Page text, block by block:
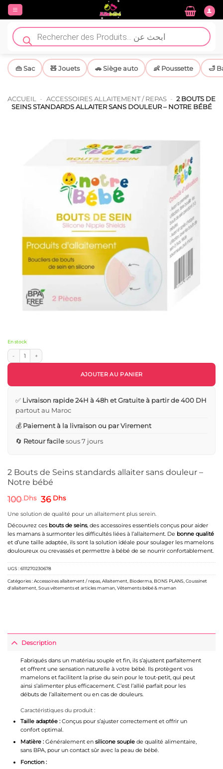
Passer
contenu
Recherche
de
produits
👜 Sac 🧸 Jouets 🚗 Siège auto 👶 Poussette 🛁
ACCUEIL - ACCESSOIRES ALLAITEMENT / REPAS - 2 BOUTS DE
SEINS STANDARDS ALLAITER SANS DOULEUR – NOTRE BÉBÉ
2 Bouts de Seins standards allaiter sans douleur –
Notre bébé
100Dhs Le
initial
était :
100 Dhs.
36 DhsLe
actuel
est :
36 Dhs.
Une solution de qualité pour un allaitement plus serein.
Découvrez ces bouts de seins, des accessoires essentiels conçus pour aider
les mamans à surmonter les difficultés liées à l’allaitement. De bonne qualité
et d’une taille adaptée, ils sont la solution idéale pour soulager les mamelons
douloureux ou crevassés et permettre à bébé de se nourrir confortablement.
En stock
quantité de 2 Bouts de Seins standards allaiter sans douleur - Notre bébé
AJOUTER AU PANIER
✅ Livraison rapide 24H à 48h et Gratuite à partir de 400 DH
partout au Maroc
💰 Paiement à la livraison ou par Virement
🔄 Retour facilesous 7 jours
UGS :6111270230678
Catégories :Accessoires allaitement / repas,Allaitement, Bioderma, BONS PLANS,Coussinet
d'allaitement,Sous vêtements et articles maman,Vêtements bébé & maman
Description
Fabriqués dans un matériau souple et fin, ils s’ajustent parfaitement
et offrent une sensation naturelle à votre bébé. Ils protègent vos
mamelons et facilitent la prise du sein pour le tout-petit, qui peut
ainsi s’alimenter plus efficacement. C’est l’allié parfait pour les
débuts de l’allaitement ou en cas de douleurs.
Caractéristiques du produit :
Taille adaptée :Conçus pour s’ajuster correctement et offrir un
confort optimal.
Matière :Généralement en silicone souplede qualité alimentaire,
sans BPA, pour un contact sûr avec la peau de bébé.
Fonction :